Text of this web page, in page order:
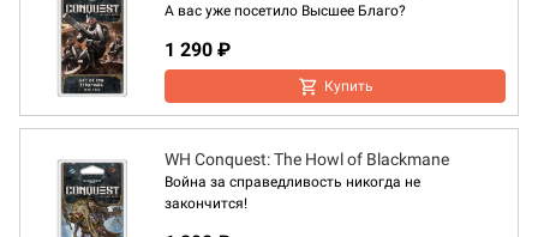
А вас уже посетило Высшее Благо?
1 290 ₽
Купить
WH Conquest: The Howl of Blackmane
Война за справедливость никогда не
закончится!